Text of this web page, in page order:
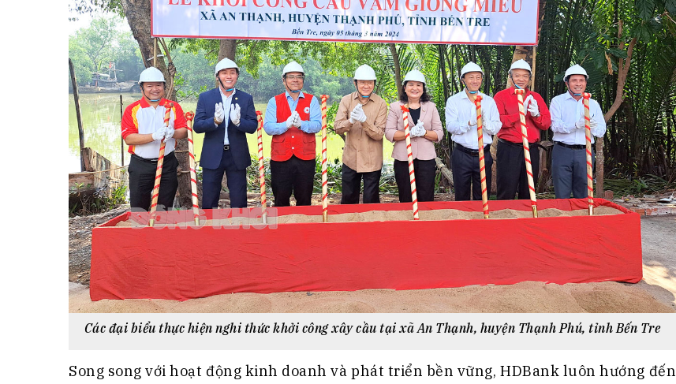
Tư vấn – Hỏi đáp
Tra cứu văn bản
Các đại biểu thực hiện nghi thức khởi công xây cầu tại xã An Thạnh, huyện Thạnh Phú, tỉnh Bến Tre
Song song với hoạt động kinh doanh và phát triển bền vững, HDBank luôn hướng đến